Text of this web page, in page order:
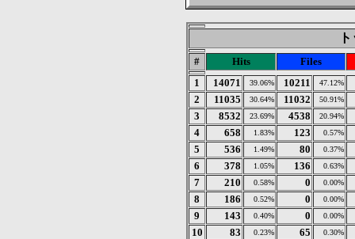
# Hits
Files
1
14071 39.06% 10211 47.12%
2 11035 30.64% 11032 50.91%
3 8532 23.69% 4538 20.94%
4 658 1.83% 123 0.57%
5 536 1.49% 80 0.37%
6 378 1.05% 136 0.63%
7 210 0.58% 0 0.00%
8 186 0.52% 0 0.00%
9 143 0.40% 0 0.00%
10 83 0.23% 65 0.30%